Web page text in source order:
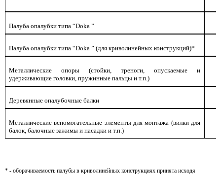
Палуба опалубки типа “Doka ”
Палуба опалубки типа “Doka ” (для криволинейных конструкций)*
Металлические опоры (стойки, треноги, опускаемые и
удерживающие головки, пружинные пальцы и т.п.)
Деревянные опалубочные балки
Металлические вспомогательные элементы для монтажа (вилки для
балок, балочные зажимы и насадки и т.п.)
* - оборачиваемость палубы в криволинейных конструкциях принята исходя